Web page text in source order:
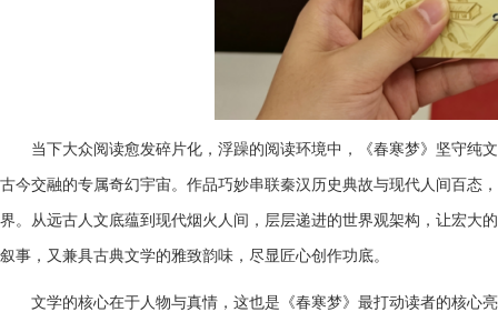
当下大众阅读愈发碎片化 ， 浮躁的阅读环境中，《春寒梦》坚守纯
古今交融的专属奇幻宇宙。作品巧妙串联秦汉历史典故与现代人间百态
界。从远古人文底蕴到现代烟火人间，层层递进的世界观架构，让宏大
叙事，又兼具古典文学的雅致韵味，尽显匠心创作功底。
文学的核心在于人物与真情，这也是《春寒梦》最打动读者的核心